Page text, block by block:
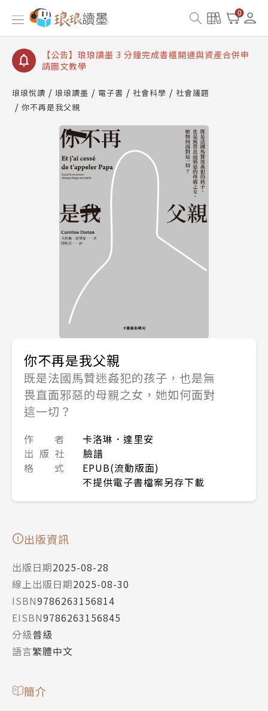
0
【公告】琅琅讀墨數位閱讀資產合併與書櫃開通申請
【公告】琅琅讀墨書櫃開通常見問題
【公告】琅琅讀墨 3 分鐘完成書櫃開通與資產合併申
請圖文教學
查詢
【公告】琅琅讀墨數位閱讀資產合併與書櫃開通申請
琅琅悅讀 琅琅讀墨 電子書 社會科學
社會議題
你不再是我父親
你不再是我父親
既是法國馬贊迷姦犯的孩子，也是無
畏直面邪惡的母親之女，她如何面對
這一切？
作 者
卡洛琳．達里安
出 版 社
臉譜
格 式
EPUB(流動版面)
不提供電子書檔案另存下載
出版資訊
出版日期2025-08-28
線上出版日期2025-08-30
ISBN9786263156814
EISBN9786263156845
分級普級
語言繁體中文
簡介